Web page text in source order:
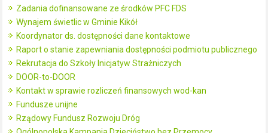
Zadania dofinansowane ze środków PFC FDS
Wynajem świetlic w Gminie Kikół
Koordynator ds. dostępności dane kontaktowe
Raport o stanie zapewniania dostępności podmiotu publicznego
Rekrutacja do Szkoły Inicjatyw Strażniczych
DOOR-to-DOOR
Kontakt w sprawie rozliczeń finansowych wod-kan
Fundusze unijne
Rządowy Fundusz Rozwoju Dróg